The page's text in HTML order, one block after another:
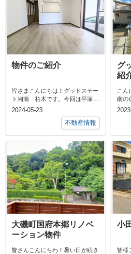
物件のご紹介
皆さまこんにちは！グッドステー
ト湘南 柏木です。今回は平塚市
東中原中古戸建のご紹介です！あ
2024-05-23
不動産情報
グ
紹
こん
南の
をお
大磯町国府本郷リノベ
ーション物件
皆さんこんにちわ！暑い日が続き
小
皆様